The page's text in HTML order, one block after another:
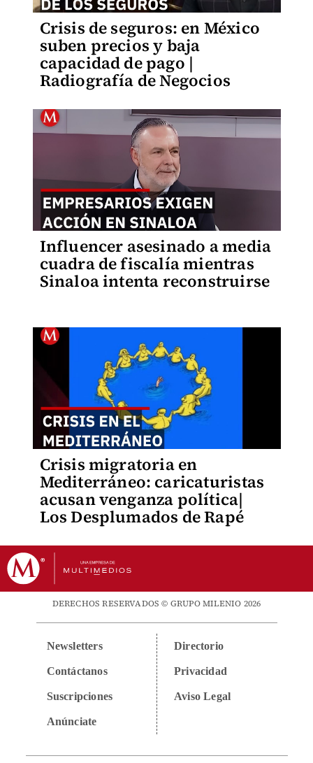
Crisis de seguros: en México
suben precios y baja
capacidad de pago |
Radiografía de Negocios
Influencer asesinado a media
cuadra de fiscalía mientras
Sinaloa intenta reconstruirse
Crisis migratoria en
Mediterráneo: caricaturistas
acusan venganza política|
Los Desplumados de Rapé
DERECHOS RESERVADOS © GRUPO MILENIO 2026
Newsletters
Contáctanos
Suscripciones
Anúnciate
Directorio
Privacidad
Aviso Legal